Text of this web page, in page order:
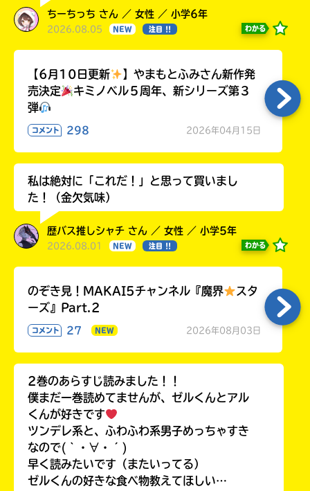
ちーちっち さん ／ 女性 ／ 小学6年
2026.08.05 NEW 注目 !! わかる
【6月10日更新
】やまもとふみさん新作発
売決定
キミノベル５周年、新シリーズ第３
弾
コメント 298 2026年04月15日
私は絶対に「これだ！」と思って買いまし
た！（金欠気味）
歴バス推しシャチ さん ／ 女性 ／ 小学5年
2026.08.01 NEW 注目 !! わかる
のぞき見！MAKAI5チャンネル『魔界
スタ
ーズ』Part.2
コメント 27 NEW 2026年08月03日
2巻のあらすじ読みました！！
僕まだ一巻読めてませんが、ゼルくんとアル
くんが好きです
ツンデレ系と、ふわふわ系男子めっちゃすき
なので(｀・∀・´)
早く読みたいです（またいってる）
ゼルくんの好きな食べ物教えてほしい…